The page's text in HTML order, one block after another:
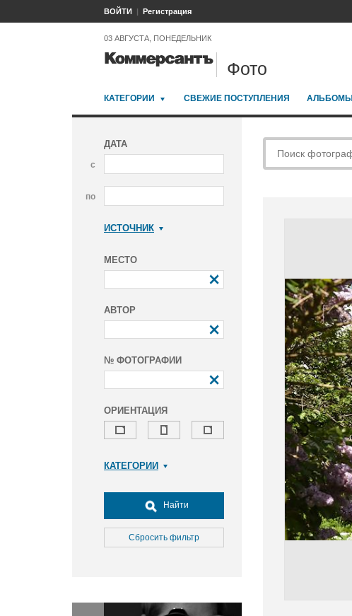
ВОЙТИ Регистрация
03 АВГУСТА, ПОНЕДЕЛЬНИК
Фото
КАТЕГОРИИ СВЕЖИЕ ПОСТУПЛЕНИЯ АЛЬБОМЫ
ДАТА
с
по
ИСТОЧНИК
МЕСТО
АВТОР
№ ФОТОГРАФИИ
ОРИЕНТАЦИЯ
КАТЕГОРИИ
Досуг, туризм и отдых
Культура
Медицина
Окружающая среда
Найти
Сбросить фильтр